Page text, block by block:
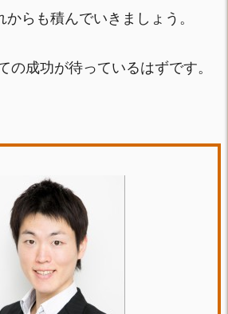
らも積んでいきましょう。
の成功が待っているはずです。